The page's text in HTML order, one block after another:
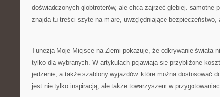
doświadczonych globtroterów, ale chcą zajrzeć głębiej. samotne
znajdą tu treści szyte na miarę, uwzględniające bezpieczeństwo,
Tunezja Moje Miejsce na Ziemi pokazuje, że odkrywanie świata
tylko dla wybranych. W artykułach pojawiają się przybliżone
jedzenie, a także szablony wyjazdów, które można dostosować
jest nie tylko inspiracją, ale także towarzyszem w